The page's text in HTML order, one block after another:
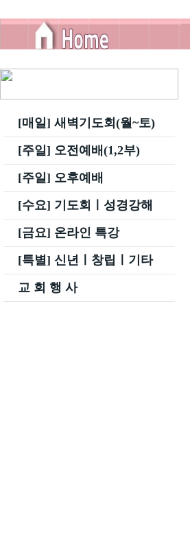
[매일] 새벽기도회(월~토)
[주일] 오전예배(1,2부)
[주일] 오후예배
[수요] 기도회ㅣ성경강해
[금요] 온라인 특강
[특별] 신년ㅣ창립ㅣ기타
교 회 행 사